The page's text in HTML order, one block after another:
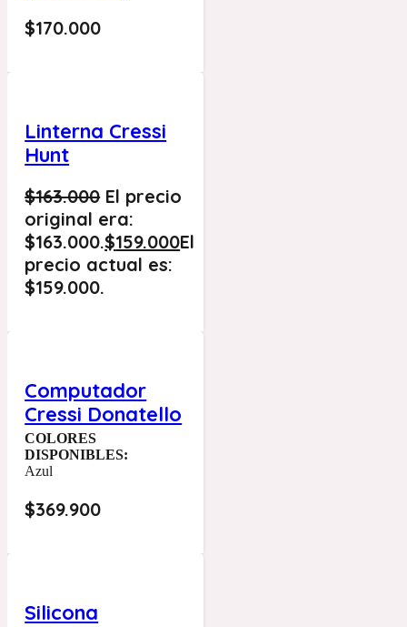
$170.000
Linterna Cressi
Hunt
$163.000 El precio
original era:
$163.000.$159.000El
precio actual es:
$159.000.
Computador
Cressi Donatello
COLORES
DISPONIBLES:
Azul
$369.900
Silicona